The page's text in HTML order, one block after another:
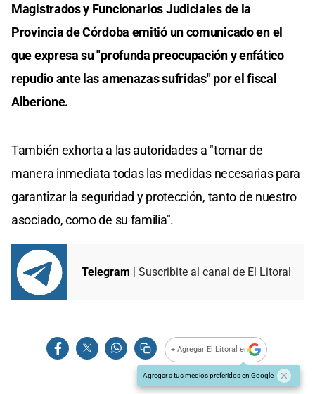
Magistrados y Funcionarios Judiciales de la
Provincia de Córdoba emitió un comunicado en el
que expresa su "profunda preocupación y enfático
repudio ante las amenazas sufridas" por el fiscal
Alberione.
También exhorta a las autoridades a "tomar de
manera inmediata todas las medidas necesarias para
garantizar la seguridad y protección, tanto de nuestro
asociado, como de su familia".
Telegram | Suscribite al canal de El Litoral
+ Agregar El Litoral en
Agregar a tus medios preferidos en Google